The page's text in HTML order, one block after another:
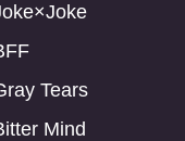
Tears
Mind